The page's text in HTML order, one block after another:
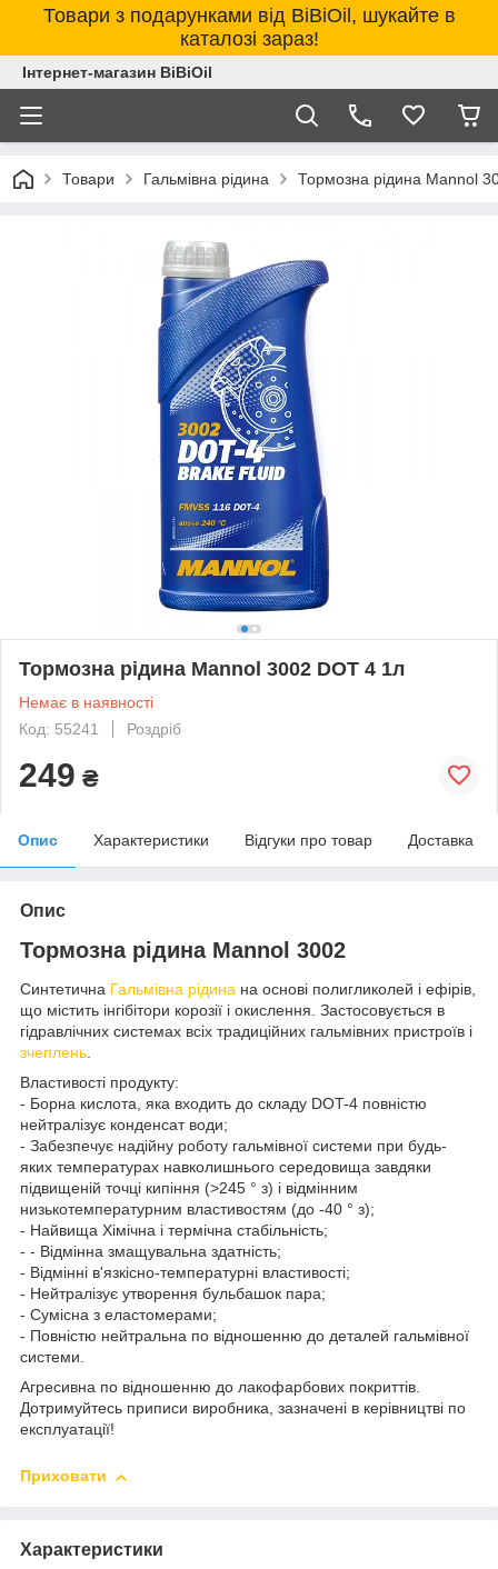
Товари з подарунками від BiBiOil, шукайте в
каталозі зараз!
Інтернет-магазин BiBiOil
Товари Гальмівна рідина Тормозна рідина Mannol
Тормозна рідина Mannol 3002 DOT 4 1л
Немає в наявності
Код: 55241
Роздріб
249 ₴
Опис Характеристики Відгуки про товар Доставка
Опис
Тормозна рідина Mannol 3002
Синтетична Гальмівна рідина на основі полигликолей і ефірів,
що містить інгібітори корозії і окислення. Застосовується в
гідравлічних системах всіх традиційних гальмівних пристроїв і
зчеплень.
Властивості продукту:
- Борна кислота, яка входить до складу DOT-4 повністю
нейтралізує конденсат води;
- Забезпечує надійну роботу гальмівної системи при будь-
яких температурах навколишнього середовища завдяки
підвищеній точці кипіння (>245 ° з) і відмінним
низькотемпературним властивостям (до -40 ° з);
- Найвища Хімічна і термічна стабільність;
- - Відмінна змащувальна здатність;
- Відмінні в'язкісно-температурні властивості;
- Нейтралізує утворення бульбашок пара;
- Сумісна з еластомерами;
- Повністю нейтральна по відношенню до деталей гальмівної
системи.
Агресивна по відношенню до лакофарбових покриттів.
Дотримуйтесь приписи виробника, зазначені в керівництві по
експлуатації!
Приховати
Характеристики